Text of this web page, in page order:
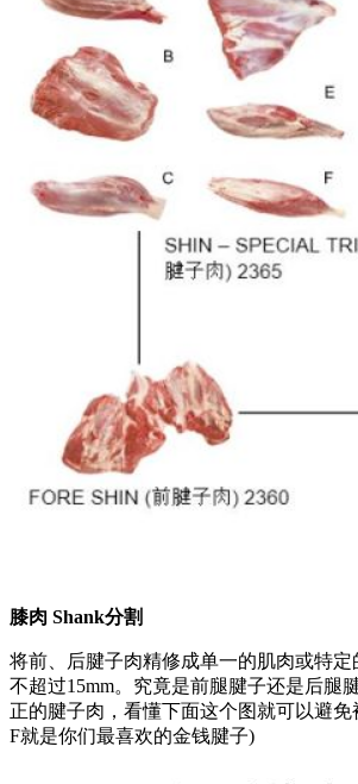
膝肉 Shank分割
将前、后腱子肉精修成单一的肌肉或特
不超过15mm。究竟是前腿腱子还是后腿
正的腱子肉，看懂下面这个图就可以避免
F就是你们最喜欢的金钱腱子)